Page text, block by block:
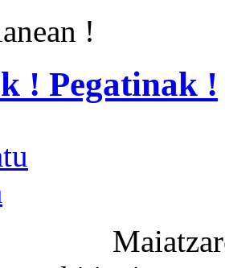
!
! Pegatinak !